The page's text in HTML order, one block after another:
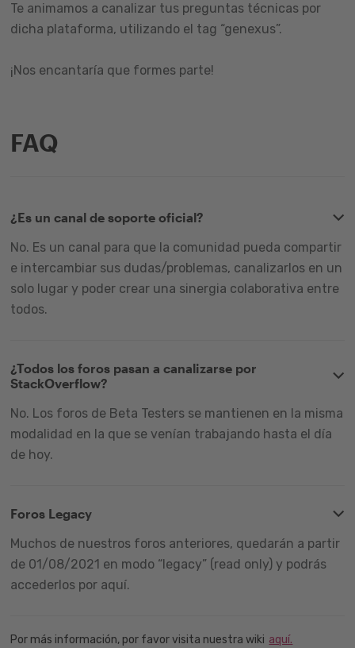
Te animamos a canalizar tus preguntas técnicas por
dicha plataforma, utilizando el tag “genexus”.
¡Nos encantaría que formes parte!
FAQ
¿Es un canal de soporte oficial?
No. Es un canal para que la comunidad pueda compartir
e intercambiar sus dudas/problemas, canalizarlos en un
solo lugar y poder crear una sinergia colaborativa entre
todos.
¿Todos los foros pasan a canalizarse por
StackOverflow?
No. Los foros de Beta Testers se mantienen en la misma
modalidad en la que se venían trabajando hasta el día
de hoy.
Foros Legacy
Muchos de nuestros foros anteriores, quedarán a partir
de 01/08/2021 en modo “legacy” (read only) y podrás
accederlos por aquí.
Por más información, por favor visita nuestra wiki aquí.